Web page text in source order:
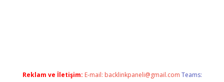
Reklam ve İletişim: E-mail: backlinkpaneli@gmail.com Teams: